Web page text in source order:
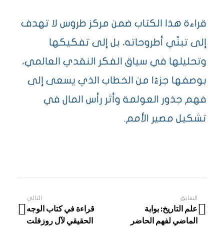
قراءة هذا الكتاب ضمن مركز طروس لا تهدف
إلى تبنّي أطروحاته، بل إلى تفكيكها
وتحليلها في سياق الفكر النقدي العالمي،
بوصفها جزءًا من الخطاب الذي يسعى إلى
فهم جذور العولمة وأثر رأس المال في
تشكيل مصير الأمم.
السابق
علم التاريخ: بوابة
الماضي لفهم الحاضر
التالي
قراءة في كتاب الوجه
الحقيقي لآل روزفلت